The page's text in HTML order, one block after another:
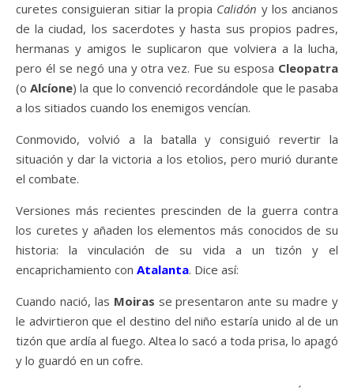
curetes consiguieran sitiar la propia Calidón y los ancianos
de la ciudad, los sacerdotes y hasta sus propios padres,
hermanas y amigos le suplicaron que volviera a la lucha,
pero él se negó una y otra vez. Fue su esposa Cleopatra
(oAlcíone) la que lo convenció recordándole que le pasaba
a los sitiados cuando los enemigos vencían.
Conmovido, volvió a la batalla y consiguió revertir la
situación y dar la victoria a los etolios, pero murió durante
el combate.
Versiones más recientes prescinden de la guerra contra
los curetes y añaden los elementos más conocidos de su
historia: la vinculación de su vida a un tizón y el
encaprichamiento con Atalanta. Dice así:
Cuando nació, las Moiras se presentaron ante su madre y
le advirtieron que el destino del niño estaría unido al de un
tizón que ardía al fuego. Altea lo sacó a toda prisa, lo apagó
y lo guardó en un cofre.